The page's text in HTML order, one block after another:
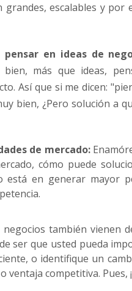
escalables y por
pensar en ideas de
bien, más que ideas,
Así que si me dicen:
bien, ¿Pero solución a
de mercado:
cómo puede
está en generar mayor
negocios también vienen
ser que usted pueda
o identifique un
ventaja competitiva. Pues,